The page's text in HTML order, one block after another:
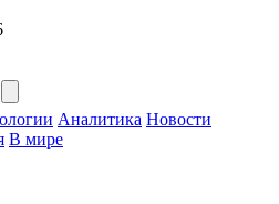
Аналитика Новости
В мире